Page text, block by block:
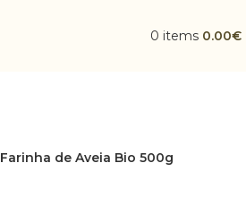
0 items 0.00€
Farinha de Aveia Bio 500g